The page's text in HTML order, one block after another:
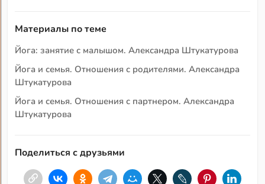
Материалы по теме
Йога: занятие с малышом. Александра Штукатурова
Йога и семья. Отношения с родителями. Александра
Штукатурова
Йога и семья. Отношения с партнером. Александра
Штукатурова
Поделиться с друзьями